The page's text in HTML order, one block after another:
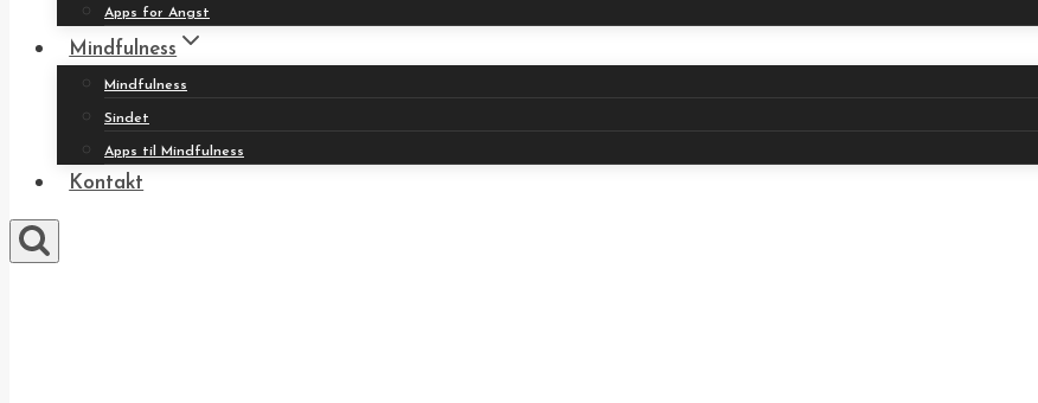
Apps for Angst
Mindfulness
Mindfulness
Sindet
Apps til Mindfulness
Kontakt